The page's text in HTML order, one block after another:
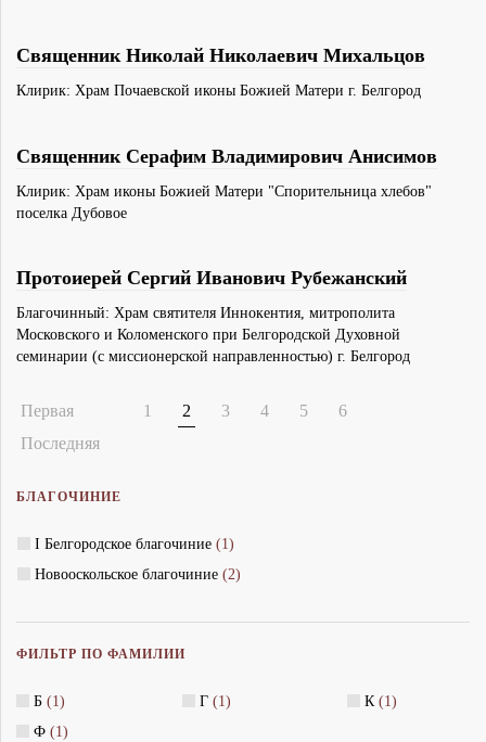
Священник Николай Николаевич Михальцов
Клирик: Храм Почаевской иконы Божией Матери г. Белгород
Священник Серафим Владимирович Анисимов
Клирик: Храм иконы Божией Матери "Спорительница хлебов"
поселка Дубовое
Протоиерей Сергий Иванович Рубежанский
Благочинный: Храм святителя Иннокентия, митрополита
Московского и Коломенского при Белгородской Духовной
семинарии (с миссионерской направленностью) г. Белгород
Первая 1 2 3 4 5
6
Последняя
БЛАГОЧИНИЕ
I Белгородское благочиние (1)
Новооскольское благочиние (2)
ФИЛЬТР ПО ФАМИЛИИ
Б (1) Г (1) К(1)
Ф (1)